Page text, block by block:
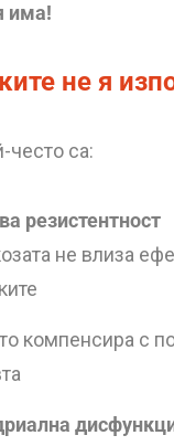
има!
не я
често са:
резистентност
не влиза
компенсира с